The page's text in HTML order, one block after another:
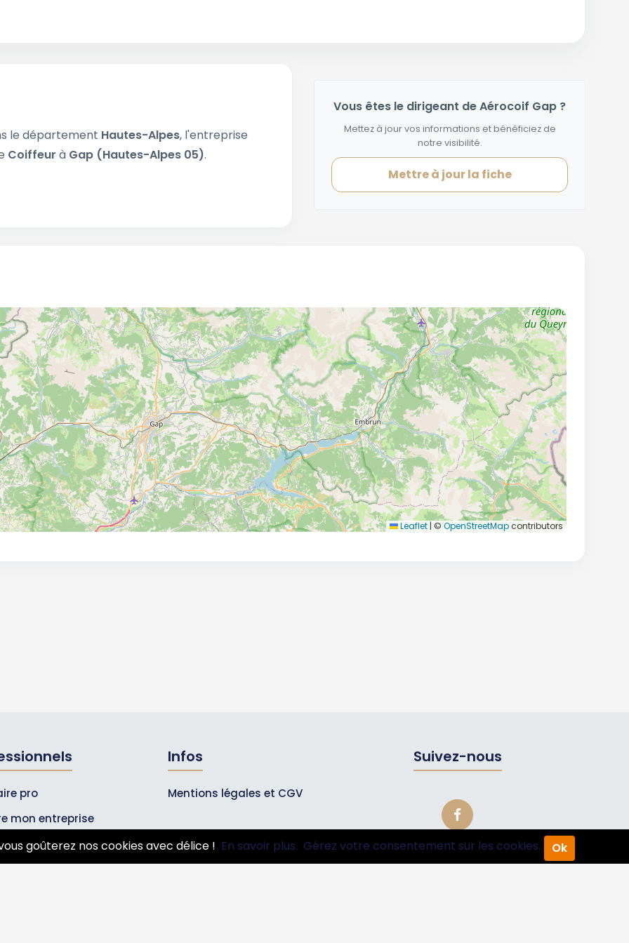
le département Hautes-Alpes, l'entreprise
Coiffeur à Gap (Hautes-Alpes 05).
Vous êtes le dirigeant de Aérocoif Gap ?
Mettez à jour vos informations et bénéficiez de
notre visibilité.
Mettre à jour la fiche
Leaflet | © OpenStreetMapcontributors
pro
mon entreprise
Pros
Infos
Mentions légales et CGV
Suivez-nous
goûterez nos cookies avec délice ! En savoir plus. Gérez votre consentement sur les cookies. Ok